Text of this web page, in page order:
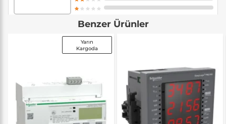
Benzer Ürünler
Yarın
Kargoda